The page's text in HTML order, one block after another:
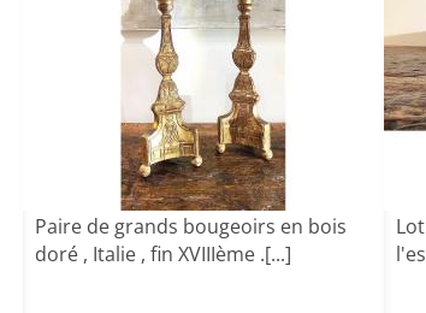
Paire de grands bougeoirs en bois
doré , Italie , fin XVIIIème .[...]